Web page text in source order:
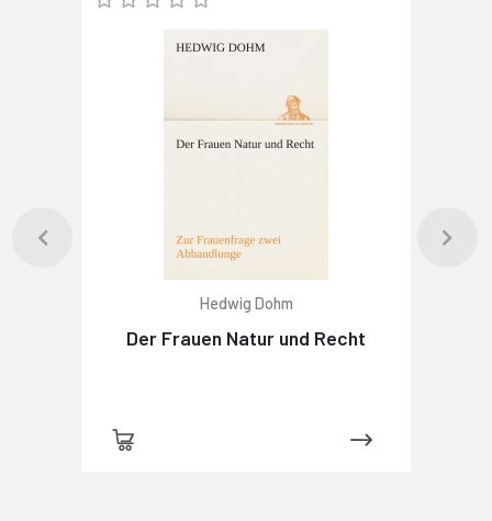
Hedwig Dohm
Der Frauen Natur und Recht